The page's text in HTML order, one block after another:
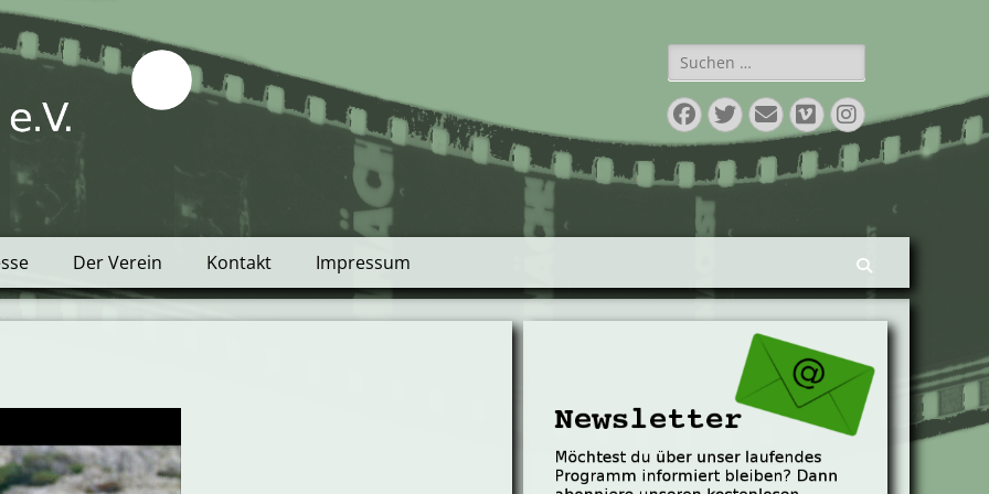
e.V.
Suchen
nach:
Facebook
Twitter
E-
Mail
VimeoInstagram
Der Verein Kontakt Impressum